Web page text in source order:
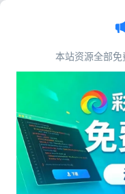
文章目录
三、站长实操变现小建
本站资源全部免